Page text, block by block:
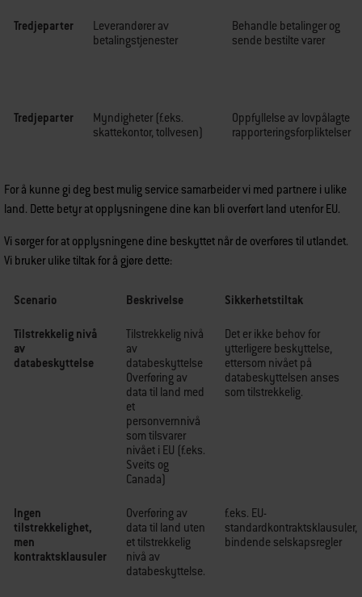
Tredjeparter
Leverandører av
betalingstjenester
Behandle betalinger og
sende bestilte varer
Tredjeparter
Myndigheter (f.eks.
skattekontor, tollvesen)
Oppfyllelse av lovpålagte
rapporteringsforpliktelser
For å kunne gi deg best mulig service samarbeider vi med partnere i ulike
land. Dette betyr at opplysningene dine kan bli overført land utenfor EU.
Vi sørger for at opplysningene dine beskyttet når de overføres til utlandet.
Vi bruker ulike tiltak for å gjøre dette:
Scenario Beskrivelse Sikkerhetstiltak
Tilstrekkelig nivå
av
databeskyttelse
Tilstrekkelig nivå
av
databeskyttelse
Overføring av
data til land med
et
personvernnivå
som tilsvarer
nivået i EU (f.eks.
Sveits og
Canada)
Det er ikke behov for
ytterligere beskyttelse,
ettersom nivået på
databeskyttelsen anses
som tilstrekkelig.
Ingen
tilstrekkelighet,
men
kontraktsklausuler
Overføring av
data til land uten
et tilstrekkelig
nivå av
databeskyttelse.
f.eks. EU-
standardkontraktsklausuler,
bindende selskapsregler